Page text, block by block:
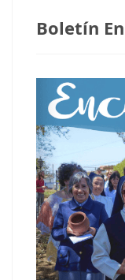
Boletín